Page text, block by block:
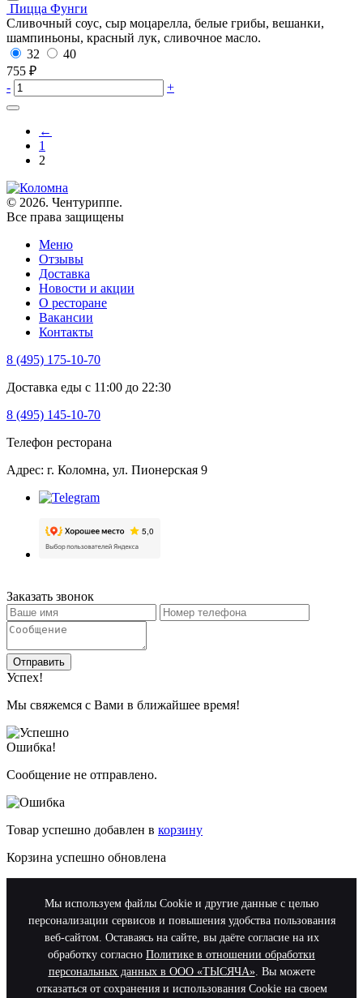
Пицца Фунги
Сливочный соус, сыр моцарелла, белые грибы, вешанки,
шампиньоны, красный лук, сливочное масло.
32
40
755 ₽
-
+
←
1
2
© 2026. Чентуриппе.
Все права защищены
Меню
Отзывы
Доставка
Новости и акции
О ресторане
Вакансии
Контакты
8 (495) 175-10-70
Доставка еды с 11:00 до 22:30
8 (495) 145-10-70
Телефон ресторана
Адрес: г. Коломна, ул. Пионерская 9
Заказать звонок
Отправить
Успех!
Мы свяжемся с Вами в ближайшее время!
Ошибка!
Сообщение не отправлено.
Товар успешно добавлен в корзину
Корзина успешно обновлена
Мы используем файлы Cookie и другие данные с целью
персонализации сервисов и повышения удобства пользования
веб-сайтом. Оставаясь на сайте, вы даёте согласие на их
обработку согласно Политике в отношении обработки
персональных данных в ООО «ТЫСЯЧА». Вы можете
отказаться от сохранения и использования Cookie на своем